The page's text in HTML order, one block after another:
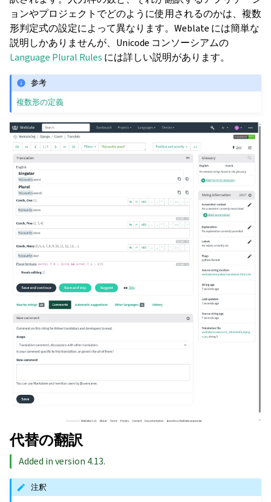
ョンやプロジェクトでどのように使用されるのかは、複数
形判定式の設定によって異なります。Weblate には簡単な
説明しかありませんが、Unicode コンソーシアムの
Language Plural Rules には詳しい説明があります。
参考
複数形の定義
代替の翻訳
Added in version 4.13.
注釈